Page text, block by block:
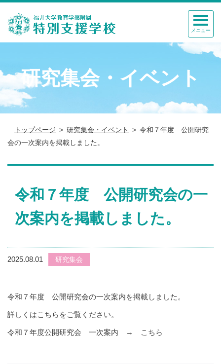
メニュー
研究集会・イベント
トップページ 研究集会・イベント
令和７年度 公開研究
会の一次案内を掲載しました。
令和７年度 公開研究会の一
次案内を掲載しました。
2025.08.01 研究集会
令和７年度 公開研究会の一次案内を掲載しました。
詳しくはこちらをご覧ください。
令和７年度公開研究会 一次案内 → こちら